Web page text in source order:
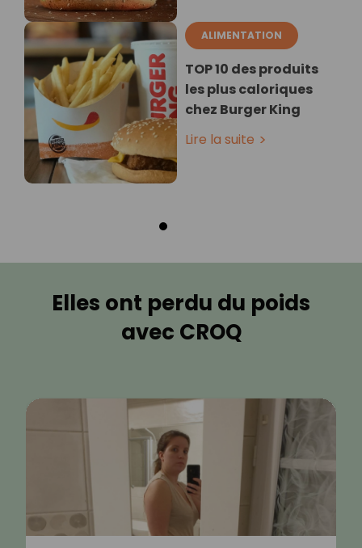
ALIMENTATION
TOP 10 des produits
les plus caloriques
chez Burger King
Lire la suite
Elles ont perdu du poids
avec CROQ